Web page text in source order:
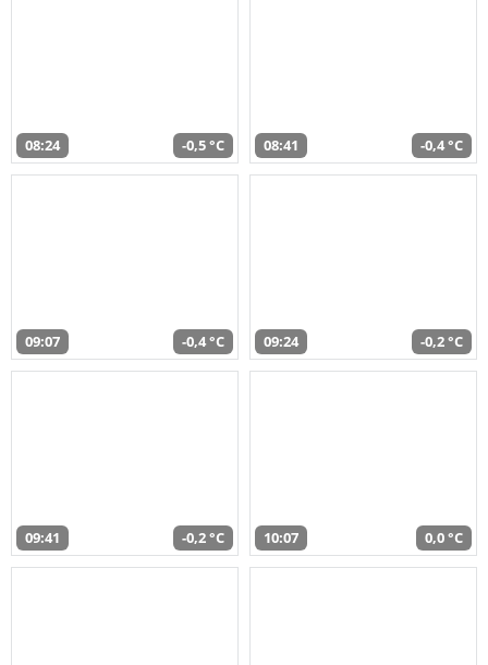
08:24 -0,5 °C 08:41 -0,4 °C
09:07 -0,4 °C 09:24 -0,2 °C
09:41 -0,2 °C 10:07 0,0 °C